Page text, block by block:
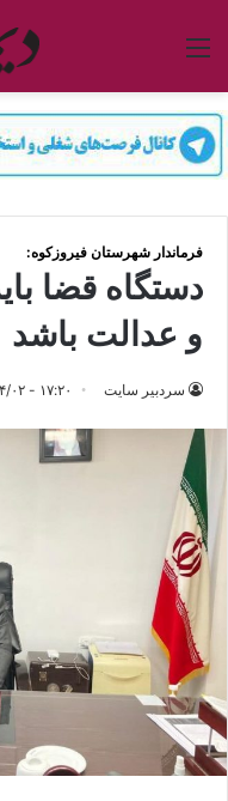
منو
فرماندار شهرستان فیروزکوه:
دستگاه قضا
و عدالت باشد
سردبیر سایت ۱۷:۲۰ - ۱۴۰۰/۰۴/۰۲